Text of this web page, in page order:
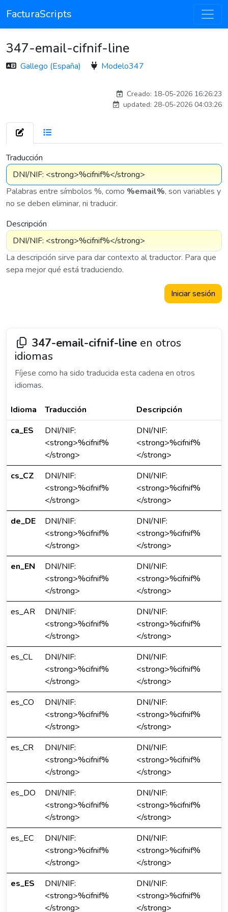
FacturaScripts
347-email-cifnif-line
Gallego (España) Modelo347
Creado: 18-05-2026 16:26:23
updated: 28-05-2026 04:03:26
Traducción
Palabras entre símbolos %, como %email%, son variables y
no se deben eliminar, ni traducir.
Descripción
La descripción sirve para dar contexto al traductor. Para que
sepa mejor qué está traduciendo.
Iniciar sesión
347-email-cifnif-line en otros
idiomas
Fíjese como ha sido traducida esta cadena en otros
idiomas.
Idioma Traducción
Descripción
ca_ES
DNI/NIF:
<strong>%cifnif%
</strong>
DNI/NIF:
<strong>%cifnif%
</strong>
cs_CZ
DNI/NIF:
<strong>%cifnif%
</strong>
DNI/NIF:
<strong>%cifnif%
</strong>
de_DE
DNI/NIF:
<strong>%cifnif%
</strong>
DNI/NIF:
<strong>%cifnif%
</strong>
en_EN
DNI/NIF:
<strong>%cifnif%
</strong>
DNI/NIF:
<strong>%cifnif%
</strong>
es_AR
DNI/NIF:
<strong>%cifnif%
</strong>
DNI/NIF:
<strong>%cifnif%
</strong>
es_CL
DNI/NIF:
<strong>%cifnif%
</strong>
DNI/NIF:
<strong>%cifnif%
</strong>
es_CO
DNI/NIF:
<strong>%cifnif%
</strong>
DNI/NIF:
<strong>%cifnif%
</strong>
es_CR
DNI/NIF:
<strong>%cifnif%
</strong>
DNI/NIF:
<strong>%cifnif%
</strong>
es_DO
DNI/NIF:
<strong>%cifnif%
</strong>
DNI/NIF:
<strong>%cifnif%
</strong>
es_EC
DNI/NIF:
<strong>%cifnif%
</strong>
DNI/NIF:
<strong>%cifnif%
</strong>
es_ES
DNI/NIF:
<strong>%cifnif%
</strong>
DNI/NIF:
<strong>%cifnif%
</strong>